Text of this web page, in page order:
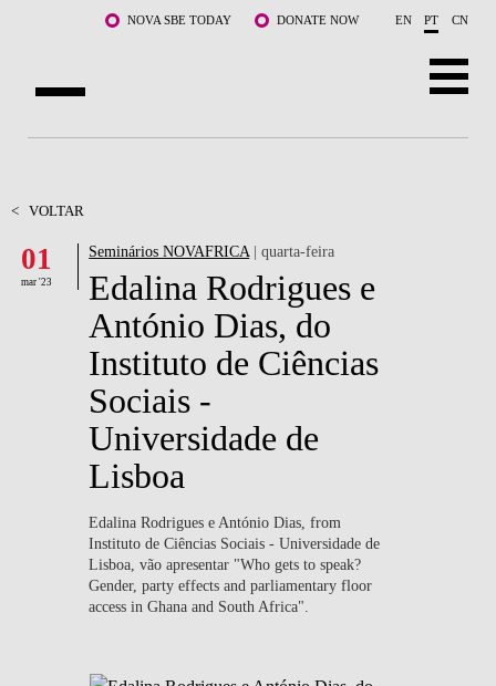
Saltar para o conteúdo principalNOVA SBE TODAY DONATE NOW EN PT CN
DOCENTES E INVESTIGAÇÃO
COMUNIDADE
LIFE AT NOVA SBE
WHAT'S HAPPENING
< VOLTAR
01
mar '23
Seminários NOVAFRICA| quarta-feira
Edalina Rodrigues e
António Dias, do
Instituto de Ciências
Sociais -
Universidade de
Lisboa
Edalina Rodrigues e António Dias, from
Instituto de Ciências Sociais - Universidade de
Lisboa, vão apresentar "Who gets to speak?
Gender, party effects and parliamentary floor
access in Ghana and South Africa".